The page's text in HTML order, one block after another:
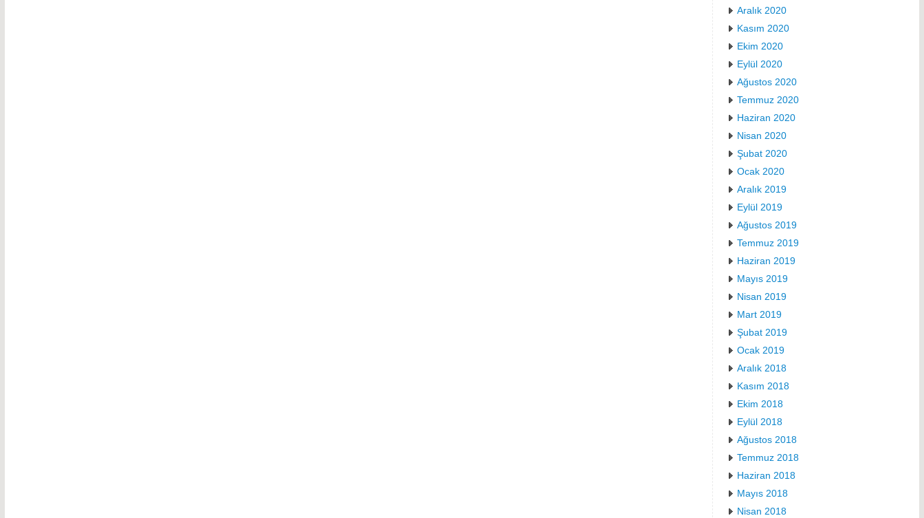
Aralık 2020
Kasım 2020
Ekim 2020
Eylül 2020
Ağustos 2020
Temmuz 2020
Haziran 2020
Nisan 2020
Şubat 2020
Ocak 2020
Aralık 2019
Eylül 2019
Ağustos 2019
Temmuz 2019
Haziran 2019
Mayıs 2019
Nisan 2019
Mart 2019
Şubat 2019
Ocak 2019
Aralık 2018
Kasım 2018
Ekim 2018
Eylül 2018
Ağustos 2018
Temmuz 2018
Haziran 2018
Mayıs 2018
Nisan 2018